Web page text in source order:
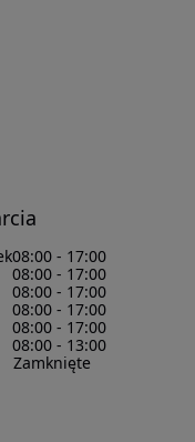
08:00 - 17:00
08:00 - 17:00
08:00 - 17:00
08:00 - 17:00
08:00 - 17:00
08:00 - 13:00
Zamknięte